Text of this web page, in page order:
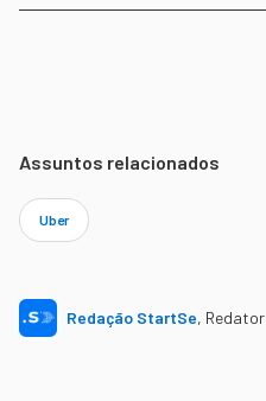
Assuntos relacionados
Uber
Redação StartSe, Redator